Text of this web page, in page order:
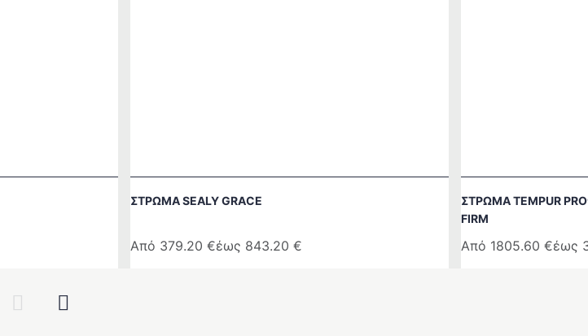
Previous
ΣΤΡΩΜΑ SEALY GRACE
Από 379.20 €έως 843.20 €
ΣΤΡΩΜΑ TEMPUR
FIRM
Από 1805.60 €έως
Next